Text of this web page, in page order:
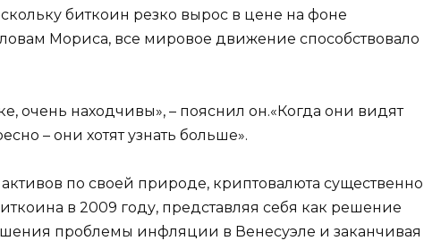
биткоин резко вырос в цене на фоне
Мориса, все мировое движение способствовало
очень находчивы», – пояснил он.«Когда они видят
– они хотят узнать больше».
по своей природе, криптовалюта существенно
в 2009 году, представляя себя как решение
проблемы инфляции в Венесуэле и заканчивая